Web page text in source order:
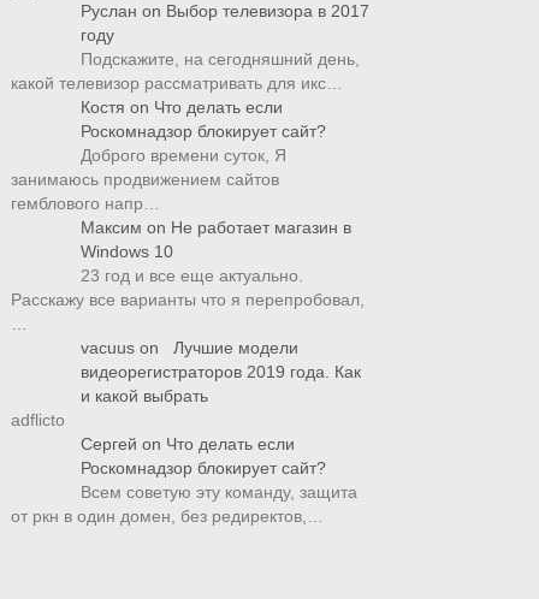
Руслан on Выбор телевизора в 2017
году
Подскажите, на сегодняшний день,
какой телевизор рассматривать для икс…
Костя on Что делать если
Роскомнадзор блокирует сайт?
Доброго времени суток, Я
занимаюсь продвижением сайтов
гемблового напр…
Максим on Не работает магазин в
Windows 10
23 год и все еще актуально.
Расскажу все варианты что я перепробовал,
vacuus on
Лучшие модели
видеорегистраторов 2019 года. Как
и какой выбрать
adflicto
Сергей on Что делать если
Роскомнадзор блокирует сайт?
Всем советую эту команду, защита
от ркн в один домен, без редиректов,…